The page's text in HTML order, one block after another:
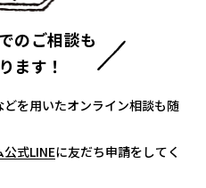
のご相談も
ます！
どを用いたオンライン相談も随
式LINE
式LINEに友だち申請をしてく